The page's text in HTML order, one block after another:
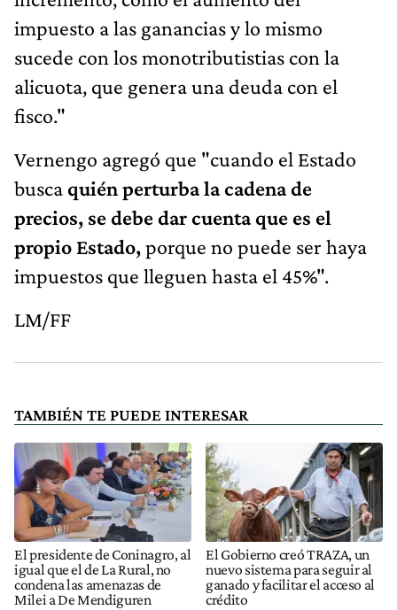
impuesto a las ganancias y lo mismo
sucede con los monotributistias con la
alicuota, que genera una deuda con el
fisco."
Vernengo agregó que "cuando el Estado
busca quién perturba la cadena de
precios, se debe dar cuenta que es el
propio Estado,porque no puede ser haya
impuestos que lleguen hasta el 45%".
LM/FF
TAMBIÉN TE PUEDE INTERESAR
El presidente de Coninagro, al
igual que el de La Rural, no
condena las amenazas de
Milei a De Mendiguren
El Gobierno creó TRAZA, un
nuevo sistema para seguir al
ganado y facilitar el acceso al
crédito